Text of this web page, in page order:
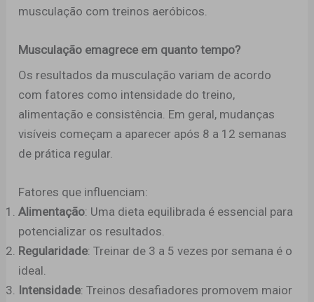
musculação com treinos aeróbicos.
Musculação emagrece em quanto tempo?
Os resultados da musculação variam de acordo
com fatores como intensidade do treino,
alimentação e consistência. Em geral, mudanças
visíveis começam a aparecer após 8 a 12 semanas
de prática regular.
Fatores que influenciam:
Alimentação: Uma dieta equilibrada é essencial para
potencializar os resultados.
Regularidade: Treinar de 3 a 5 vezes por semana é o
ideal.
Intensidade: Treinos desafiadores promovem maior